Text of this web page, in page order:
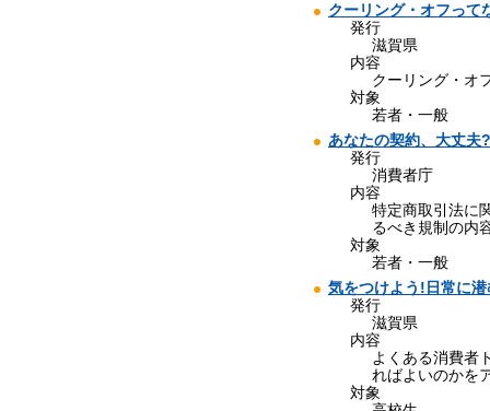
クーリング・オフって
発行
滋賀県
内容
クーリング・オ
対象
若者・一般
あなたの契約、大丈夫
発行
消費者庁
内容
特定商取引法に
るべき規制の内
対象
若者・一般
気をつけよう!日常に
発行
滋賀県
内容
よくある消費者
ればよいのかを
対象